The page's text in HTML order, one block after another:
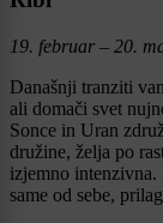
19. februar – 20.
Današnji tranziti
ali domači svet
Sonce in Uran
družine, želja po
izjemno intenzivna.
same od sebe,